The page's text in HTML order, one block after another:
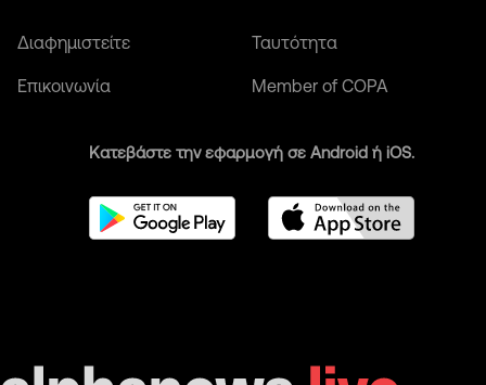
Διαφημιστείτε Ταυτότητα
Επικοινωνία Member of COPA
Κατεβάστε την εφαρμογή σε Android ή iOS.